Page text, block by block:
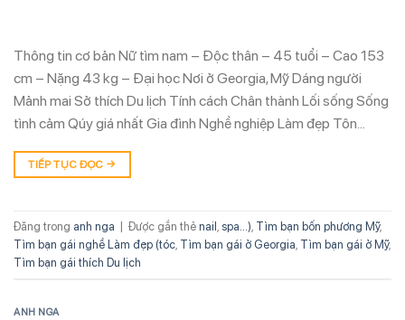
Thông tin cơ bản Nữ tìm nam – Độc thân – 45 tuổi – Cao 153
cm – Nặng 43 kg – Đại học Nơi ở Georgia, Mỹ Dáng người
Mảnh mai Sở thích Du lịch Tính cách Chân thành Lối sống Sống
tình cảm Qúy giá nhất Gia đình Nghề nghiệp Làm đẹp Tôn…
TIẾP TỤC ĐỌC →
Đăng trong anh nga | Được gắn thẻ nail spa...) Tìm bạn bốn phương Mỹ,
Tìm bạn gái nghề Làm đẹp (tóc Tìm bạn gái ở Georgia Tìm bạn gái ở Mỹ,
Tìm bạn gái thích Du lịch
ANH NGA